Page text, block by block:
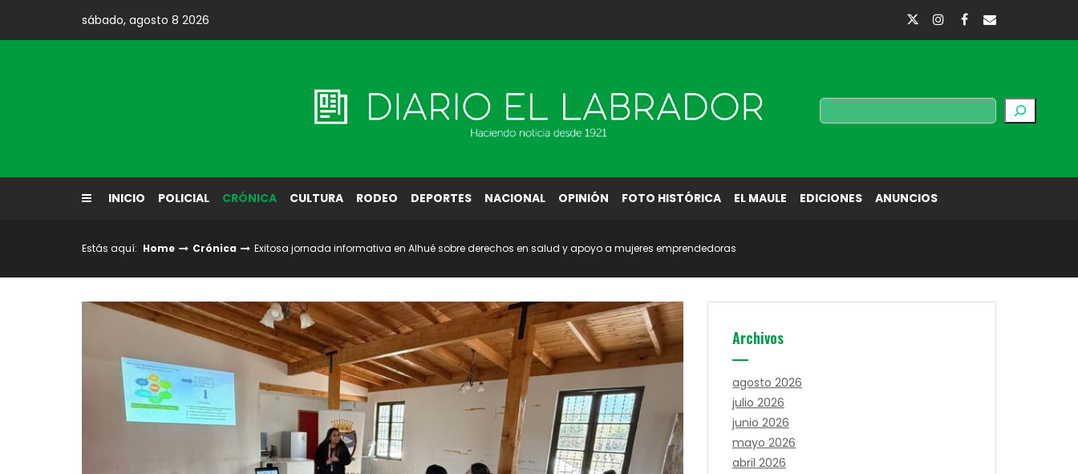
content
sábado, agosto 8 2026
Diario El Labrador Buscar
INICIO POLICIAL CRÓNICA CULTURA RODEO DEPORTES NACIONAL OPINIÓN FOTO HISTÓRICA EL MAULE EDICIONES ANUNCIOS
Estás aquí: Home Crónica Exitosa jornada informativa en Alhué sobre derechos en salud y apoyo a mujeres emprendedoras
Archivos
agosto 2026
julio 2026
junio 2026
mayo 2026
abril 2026